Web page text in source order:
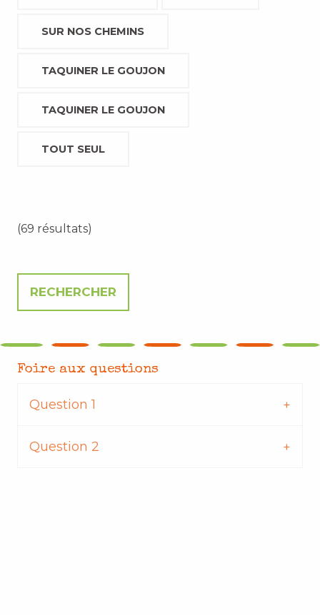
SUR NOS CHEMINS
TAQUINER LE GOUJON
TAQUINER LE GOUJON
TOUT SEUL
(69 résultats)
Foire aux questions
Question 1
Question 2